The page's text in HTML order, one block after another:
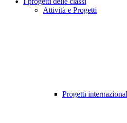
Attività e Progetti
Progetti